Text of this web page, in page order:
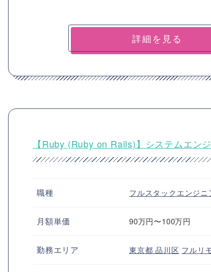
詳細を見る
【Ruby (Ruby on Rails)】システムエン
職種 フルスタックエンジニ
月額単価 90万円〜100万円
勤務エリア 東京都品川区 フルリ